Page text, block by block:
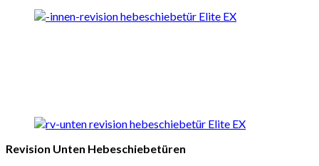
Revision Unten Hebeschiebetüren